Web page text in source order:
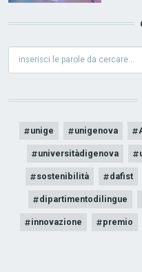
unige unigenova
universitàdigenova
sostenibilità dafist
dipartimentodilingue
innovazione premio